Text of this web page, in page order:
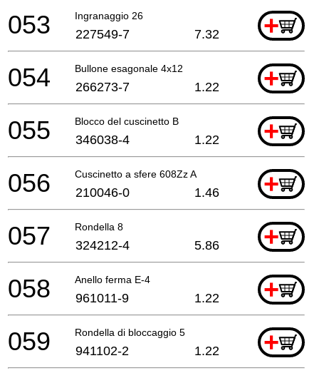
Ingranaggio 26 +
053 227549-7 7.32
Bullone esagonale 4x12 +
054 266273-7 1.22
Blocco del cuscinetto B +
055 346038-4 1.22
Cuscinetto a sfere 608Zz A +
056 210046-0 1.46
Rondella 8 +
057 324212-4 5.86
Anello ferma E-4 +
058 961011-9 1.22
Rondella di bloccaggio 5 +
059 941102-2 1.22